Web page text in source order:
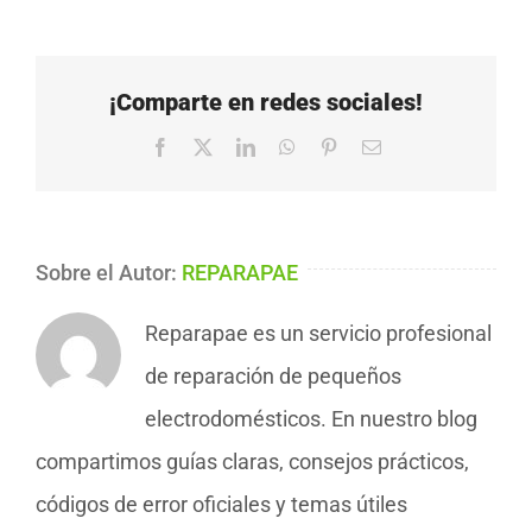
¡Comparte en redes sociales!
Facebook LinkedInWhatsApp
PinterestCorreo
Sobre el Autor: REPARAPAE
Reparapae es un servicio profesional
de reparación de pequeños
electrodomésticos. En nuestro blog
compartimos guías claras, consejos prácticos,
códigos de error oficiales y temas útiles